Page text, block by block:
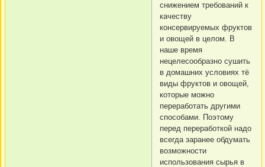
снижением требований к
качеству
консервируемых фруктов
и овощей в целом. В
наше время
нецелесообразно сушить
в домашних условиях тё
виды фруктов и овощей,
которые можно
переработать другими
способами. Поэтому
перед переработкой надо
всегда заранее обдумать
возможности
использования сырья в